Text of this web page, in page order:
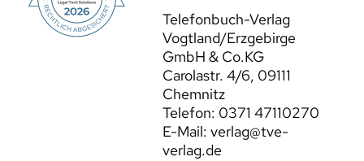
Telefonbuch-Verlag
Vogtland/Erzgebirge
GmbH & Co.KG
Carolastr. 4/6, 09111
Chemnitz
Telefon: 0371 47110270
E-Mail: verlag@tve-
verlag.de